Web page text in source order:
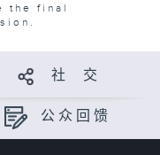
the final
社 交
公众回馈